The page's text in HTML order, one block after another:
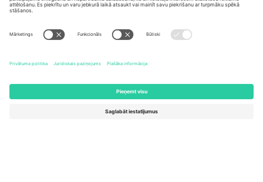
Unter den Linden 24, 10117
167 City Road, London, Greater
Kingdom
United States
Newark, Delaware 19713, United
States
Switzerland
Engelberg, Switzerland